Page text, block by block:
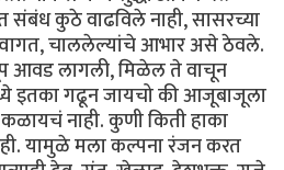
कुठे वाढविले नाही, सासरच्या
चाललेल्यांचे आभार असे ठेवले.
आवड लागली, मिळेल ते वाचून
इतका गढून जायचो की आजूबाजूला
नाही. कुणी किती हाका
यामुळे मला कल्पना रंजन करत